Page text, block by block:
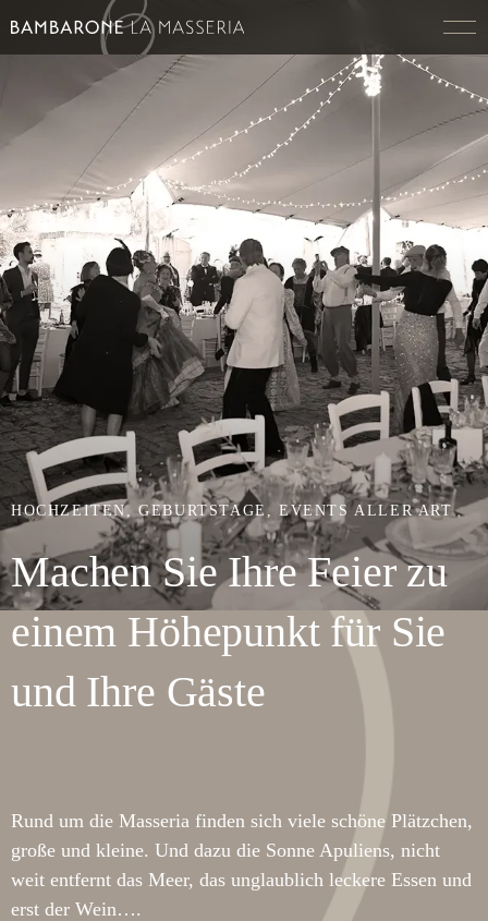
HOCHZEITEN, GEBURTSTAGE, EVENTS ALLER ART
Machen Sie Ihre Feier zu
einem Höhepunkt für Sie
und Ihre Gäste
Rund um die Masseria finden sich viele schöne Plätzchen,
große und kleine. Und dazu die Sonne Apuliens, nicht
weit entfernt das Meer, das unglaublich leckere Essen und
erst der Wein….